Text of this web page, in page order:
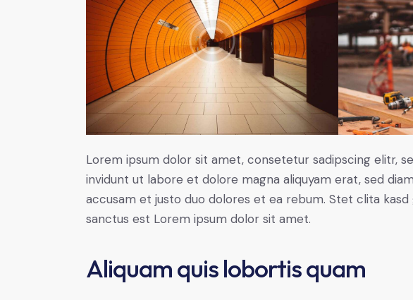
Lorem ipsum dolor sit amet, consetetur sadipscing elitr,
invidunt ut labore et dolore magna aliquyam erat, sed
accusam et justo duo dolores et ea rebum. Stet clita
sanctus est Lorem ipsum dolor sit amet.
Aliquam quis lobortis quam